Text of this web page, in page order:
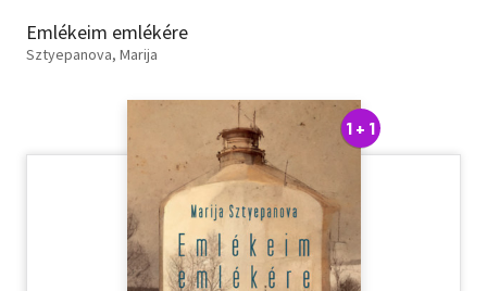
Erotika
Emlékeim emlékére
Sztyepanova, Marija
1 + 1